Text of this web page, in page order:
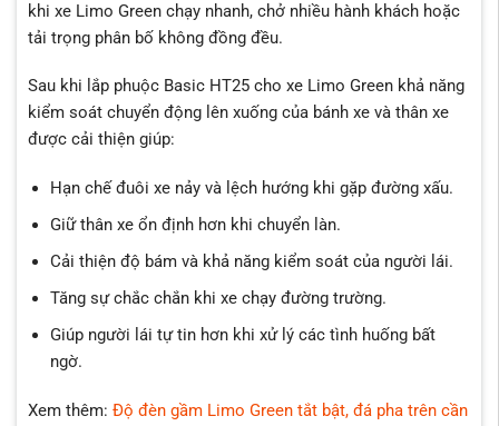
khi xe Limo Green chạy nhanh, chở nhiều hành khách hoặc
tải trọng phân bố không đồng đều.
Sau khi lắp phuộc Basic HT25 cho xe Limo Green khả năng
kiểm soát chuyển động lên xuống của bánh xe và thân xe
được cải thiện giúp:
Hạn chế đuôi xe nảy và lệch hướng khi gặp đường xấu.
Giữ thân xe ổn định hơn khi chuyển làn.
Cải thiện độ bám và khả năng kiểm soát của người lái.
Tăng sự chắc chắn khi xe chạy đường trường.
Giúp người lái tự tin hơn khi xử lý các tình huống bất
ngờ.
Xem thêm: Độ đèn gầm Limo Green tắt bật, đá pha trên cần